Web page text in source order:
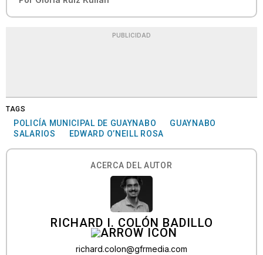
PUBLICIDAD
TAGS
POLICÍA MUNICIPAL DE GUAYNABO
GUAYNABO
SALARIOS
EDWARD O’NEILL ROSA
ACERCA DEL AUTOR
RICHARD I. COLÓN BADILLO
richard.colon@gfrmedia.com